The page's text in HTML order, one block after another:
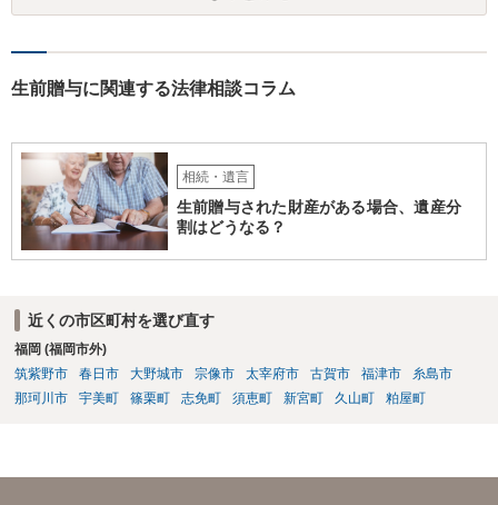
生前贈与に関連する法律相談コラム
相続・遺言
生前贈与された財産がある場合、遺産分
割はどうなる？
近くの市区町村を選び直す
福岡 (福岡市外)
筑紫野市
春日市 大野城市 宗像市 太宰府市 古賀市 福津市
糸島市
那珂川市
宇美町 篠栗町 志免町 須恵町 新宮町 久山町 粕屋町